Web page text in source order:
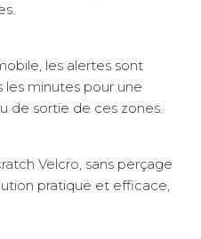
les alertes sont
minutes pour une
de sortie de ces zones.
Velcro, sans perçage
pratique et efficace,